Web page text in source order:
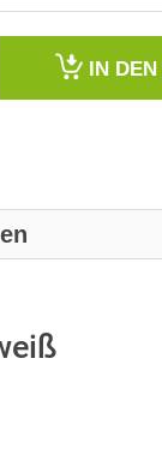
IN DEN